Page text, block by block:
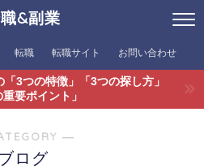
&副業
転職 転職サイト お問い合わせ
3つの特徴」「3つの探し方」
重要ポイント」
―
ログ